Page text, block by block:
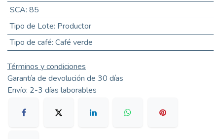
SCA: 85
Tipo de Lote: Productor
Tipo de café: Café verde
Términos y condiciones
Garantía de devolución de 30 días
Envío: 2-3 días laborables